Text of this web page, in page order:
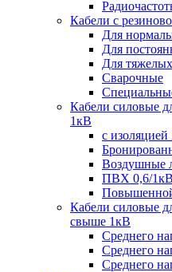
Кабели с
Для
Для
Для
Сварочные
Кабели силовые
1кВ
c
Воздушные
ПВХ 0,6/1кВ
Кабели силовые
свыше 1кВ
Среднего
Среднего
Среднего